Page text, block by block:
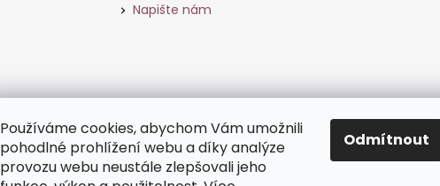
Používáme cookies, abychom Vám umožnili
pohodlné prohlížení webu a díky analýze
provozu webu neustále zlepšovali jeho
Odmítnout
Napište nám
Česká hobbyhorsingová federace Stolařství K+S s.r.o.